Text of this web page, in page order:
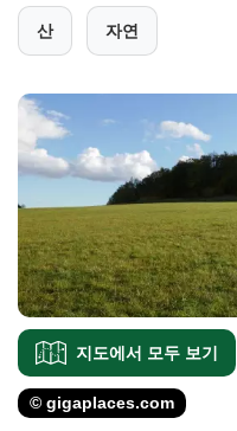
산 자연
지도에서 모두 보기
© gigaplaces.com